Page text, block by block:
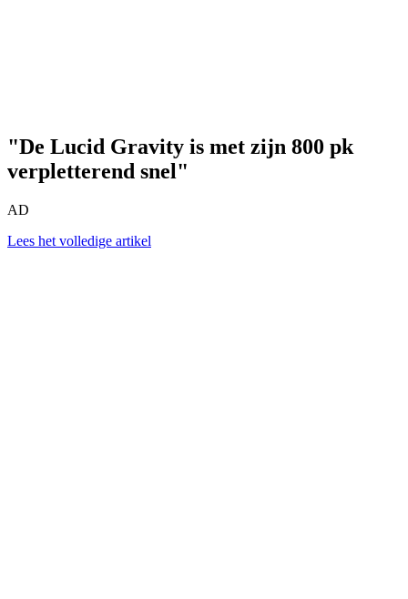
"De Lucid Gravity is met zijn 800 pk
verpletterend snel"
AD
Lees het volledige artikel